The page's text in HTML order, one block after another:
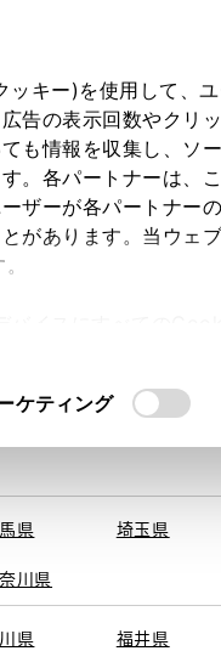
キー)を使用して、
告の表示回数やクリ
も情報を収集し、ソ
。各パートナーは、
ザーが各パートナー
があります。当ウェ
ケティング
県 秋田県
県 埼玉県
川県
県 福井県
電話番号